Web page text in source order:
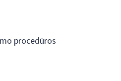
procedūros